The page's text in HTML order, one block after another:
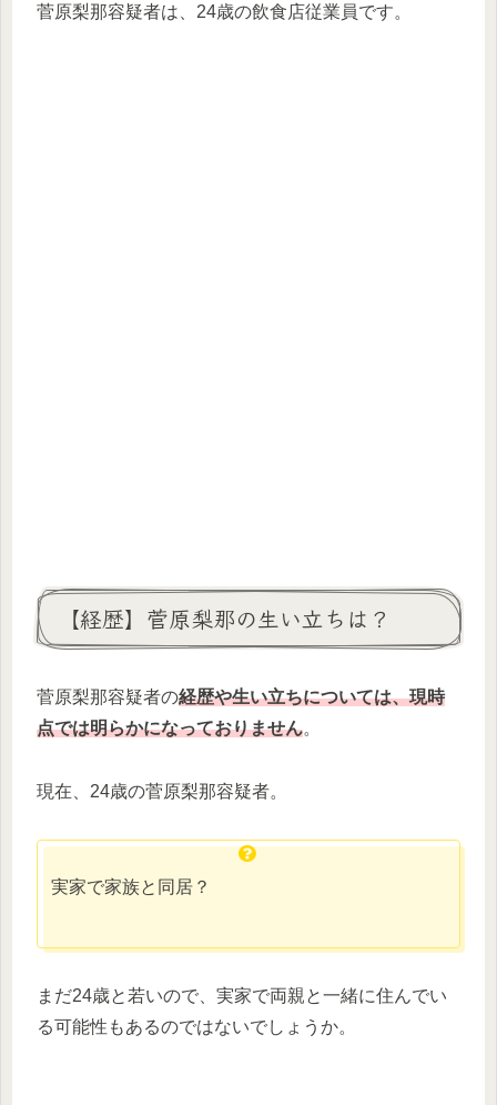
菅原梨那容疑者は、24歳の飲食店従業員です。
【経歴】菅原梨那の生い立ちは？
菅原梨那容疑者の経歴や生い立ちについては、現時
点では明らかになっておりません。
現在、24歳の菅原梨那容疑者。
実家で家族と同居？
まだ24歳と若いので、実家で両親と一緒に住んでい
る可能性もあるのではないでしょうか。